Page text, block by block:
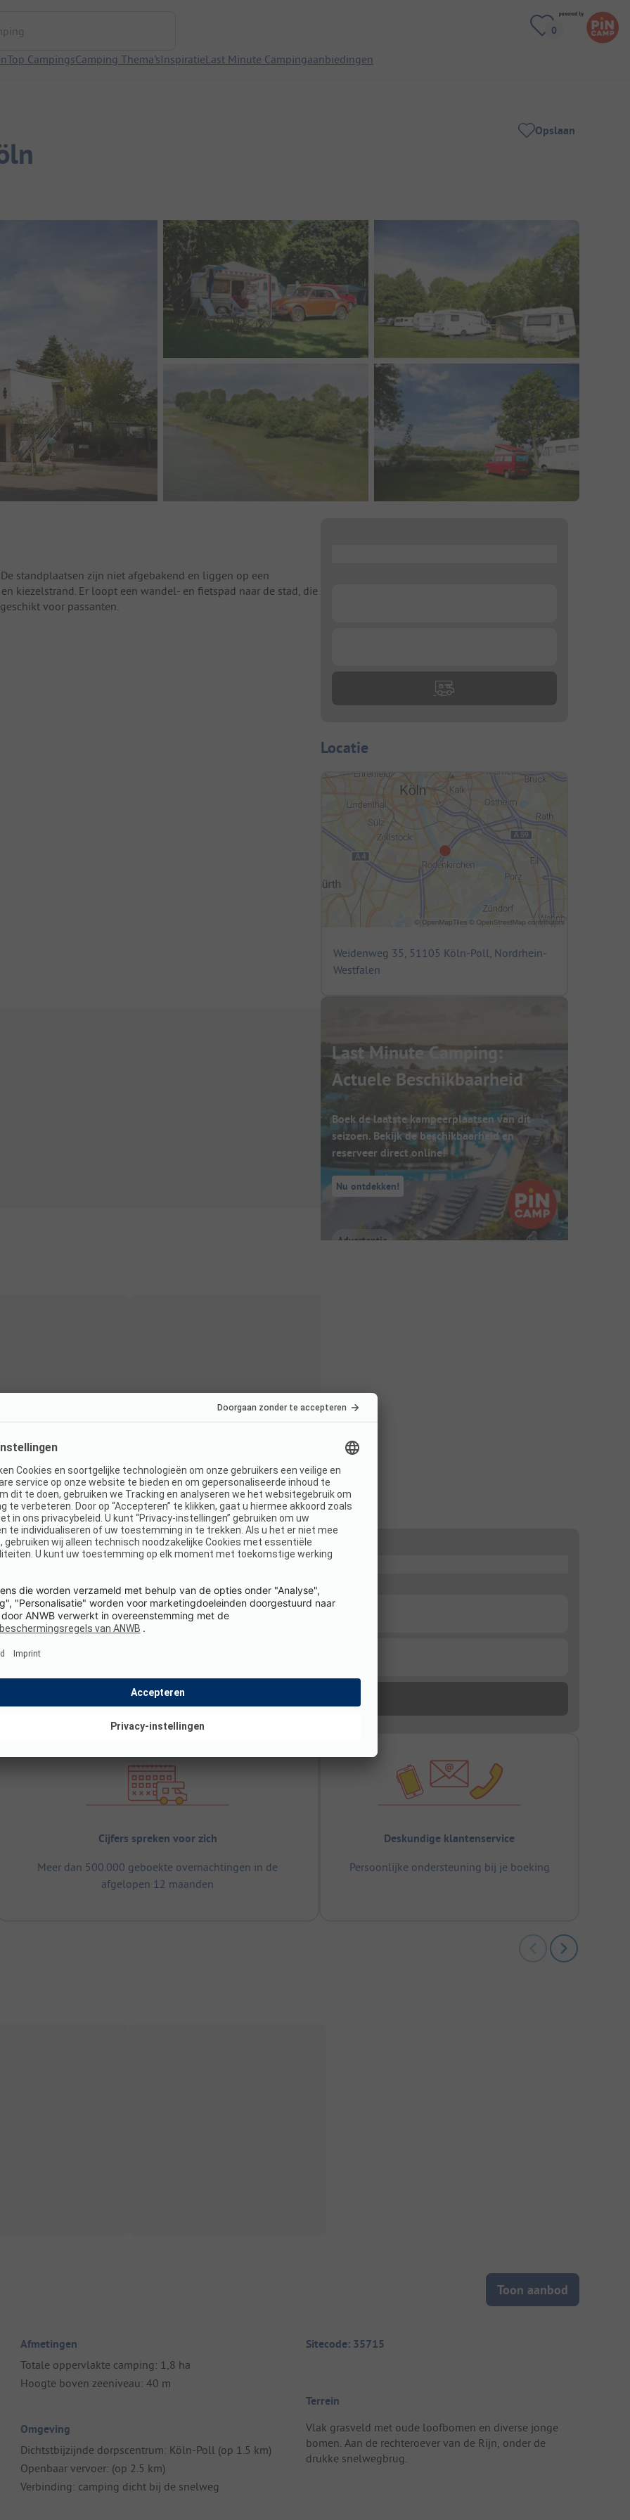
Top CampingsCamping Thema'sInspiratieLast Minute Campingaanbiedingen
Opslaan
standplaatsen zijn niet afgebakend en liggen op een
kiezelstrand. Er loopt een wandel- en fietspad naar de stad, die
voor passanten.
Locatie
Weidenweg 35, 51105 Köln-Poll, Nordrhein-
Westfalen
Last Minute Camping:
Actuele Beschikbaarheid
Boek de laatste kampeerplaatsen van dit
seizoen. Bekijk de beschikbaarheid en
reserveer direct online!
Nu ontdekken!
Cijfers spreken voor zich
Meer dan 500.000 geboekte overnachtingen in de
afgelopen 12 maanden
Deskundige klantenservice
Persoonlijke ondersteuning bij je boeking
Toon aanbod
Afmetingen
Totale oppervlakte camping: 1,8 ha
Hoogte boven zeeniveau: 40 m
Omgeving
Dichtstbijzijnde dorpscentrum: Köln-Poll (op 1.5 km)
Openbaar vervoer: (op 2.5 km)
Verbinding: camping dicht bij de snelweg
Sitecode: 35715
Terrein
Vlak grasveld met oude loofbomen en diverse jonge
bomen. Aan de rechteroever van de Rijn, onder de
drukke snelwegbrug.